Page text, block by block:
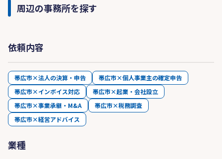
周辺の事務所を探す
依頼内容
帯広市×法人の決算・申告
帯広市×個人事業主の確定申告
帯広市×インボイス対応
帯広市×起業・会社設立
帯広市×事業承継・M&A
帯広市×税務調査
帯広市×経営アドバイス
業種